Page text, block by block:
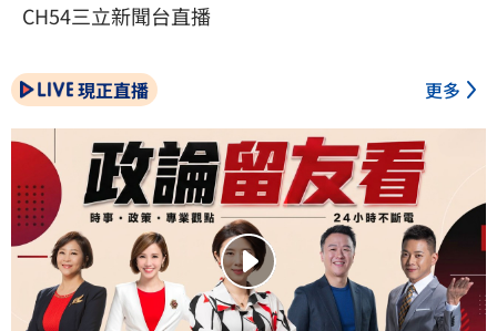
CH54三立新聞台直播
現正直播 更多